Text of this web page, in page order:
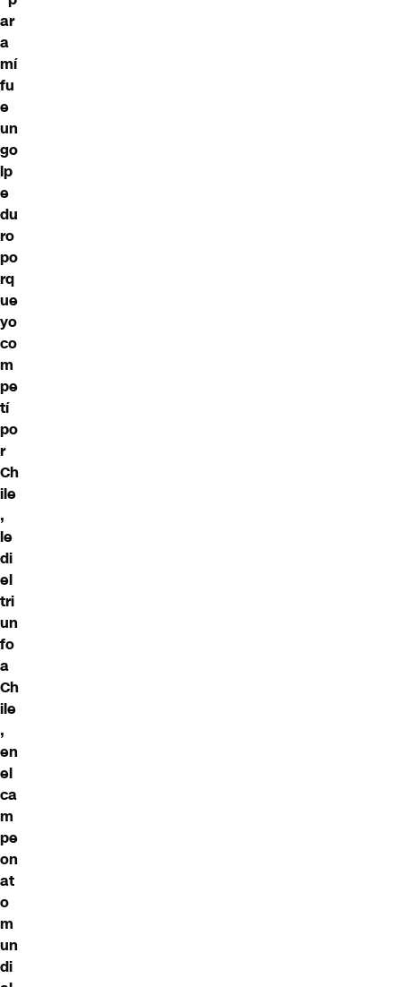
ar
a
mí
fu
e
un
go
lp
e
du
ro
po
rq
ue
yo
co
m
pe
tí
po
r
Ch
ile
,
le
di
el
tri
un
fo
a
Ch
ile
,
en
el
ca
m
pe
on
at
o
m
un
di